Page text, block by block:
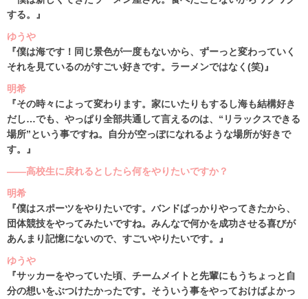
する。』
ゆうや
『僕は海です！同じ景色が一度もないから、ずーっと変わっていく
それを見ているのがすごい好きです。ラーメンではなく(笑)』
明希
『その時々によって変わります。家にいたりもするし海も結構好き
だし…でも、やっぱり全部共通して言えるのは、“リラックスできる
場所”という事ですね。自分が空っぽになれるような場所が好きで
す。』
――高校生に戻れるとしたら何をやりたいですか？
明希
『僕はスポーツをやりたいです。バンドばっかりやってきたから、
団体競技をやってみたいですね。みんなで何かを成功させる喜びが
あんまり記憶にないので、すごいやりたいです。』
ゆうや
『サッカーをやっていた頃、チームメイトと先輩にもうちょっと自
分の想いをぶつけたかったです。そういう事をやっておけばよかっ